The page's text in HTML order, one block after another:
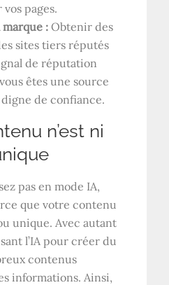
pages.
marque :Obtenir des
sites tiers réputés
de réputation
êtes une source
de confiance.
n’est ni
pas en mode IA,
que votre contenu
unique. Avec autant
l’IA pour créer du
contenus
informations. Ainsi,